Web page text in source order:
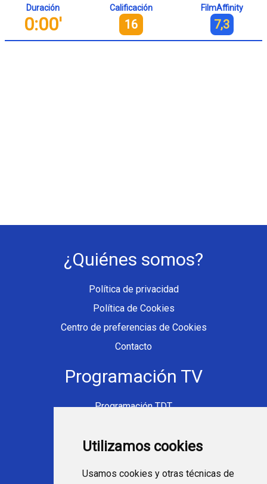
Utilizamos cookies
Usamos cookies y otras técnicas de
Duración
0:00'
Calificación
16
FilmAffinity
7,3
¿Quiénes somos?
Política de privacidad
Política de Cookies
Centro de preferencias de Cookies
Contacto
Programación TV
Programación TDT
Ver TV Online